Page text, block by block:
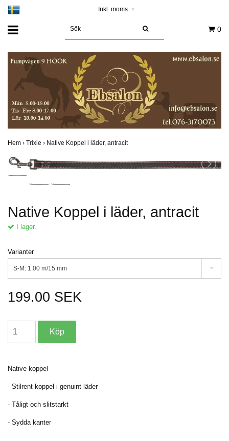
Inkl. moms ▾
0
Hem › Trixie › Native Koppel i läder, antracit
Native Koppel i läder, antracit
I lager.
Varianter
S-M: 1.00 m/15 mm
199.00 SEK
Native koppel
- Stilrent koppel i genuint läder
- Tåligt och slitstarkt
- Sydda kanter